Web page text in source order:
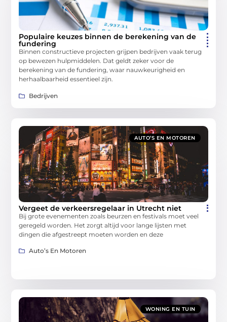
Populaire keuzes binnen de berekening van de
fundering
Binnen constructieve projecten grijpen bedrijven vaak terug
op bewezen hulpmiddelen. Dat geldt zeker voor de
berekening van de fundering, waar nauwkeurigheid en
herhaalbaarheid essentieel zijn.
Bedrijven
AUTO’S EN MOTOREN
Vergeet de verkeersregelaar in Utrecht niet
Bij grote evenementen zoals beurzen en festivals moet veel
geregeld worden. Het zorgt altijd voor lange lijsten met
dingen die afgestreept moeten worden en deze
Auto’s En Motoren
WONING EN TUIN